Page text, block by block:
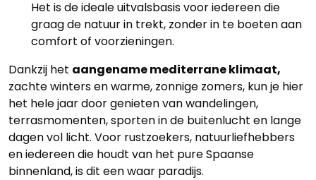
Het is de ideale uitvalsbasis voor iedereen die
graag de natuur in trekt, zonder in te boeten aan
comfort of voorzieningen.
Dankzij het aangename mediterrane klimaat,
zachte winters en warme, zonnige zomers, kun je hier
het hele jaar door genieten van wandelingen,
terrasmomenten, sporten in de buitenlucht en lange
dagen vol licht. Voor rustzoekers, natuurliefhebbers
en iedereen die houdt van het pure Spaanse
binnenland, is dit een waar paradijs.